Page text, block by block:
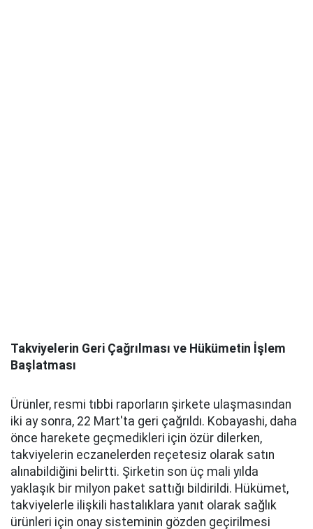
Takviyelerin Geri Çağrılması ve Hükümetin İşlem
Başlatması
Ürünler, resmi tıbbi raporların şirkete ulaşmasından
iki ay sonra, 22 Mart'ta geri çağrıldı. Kobayashi, daha
önce harekete geçmedikleri için özür dilerken,
takviyelerin eczanelerden reçetesiz olarak satın
alınabildiğini belirtti. Şirketin son üç mali yılda
yaklaşık bir milyon paket sattığı bildirildi. Hükümet,
takviyelerle ilişkili hastalıklara yanıt olarak sağlık
ürünleri için onay sisteminin gözden geçirilmesi